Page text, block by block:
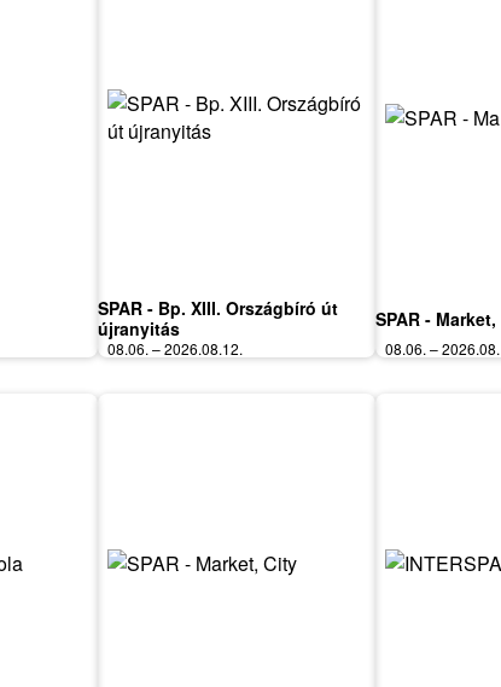
SPAR - Bp. XIII. Országbíró út
újranyitás
08.06. – 2026.08.12.
SPAR -
08.06. –